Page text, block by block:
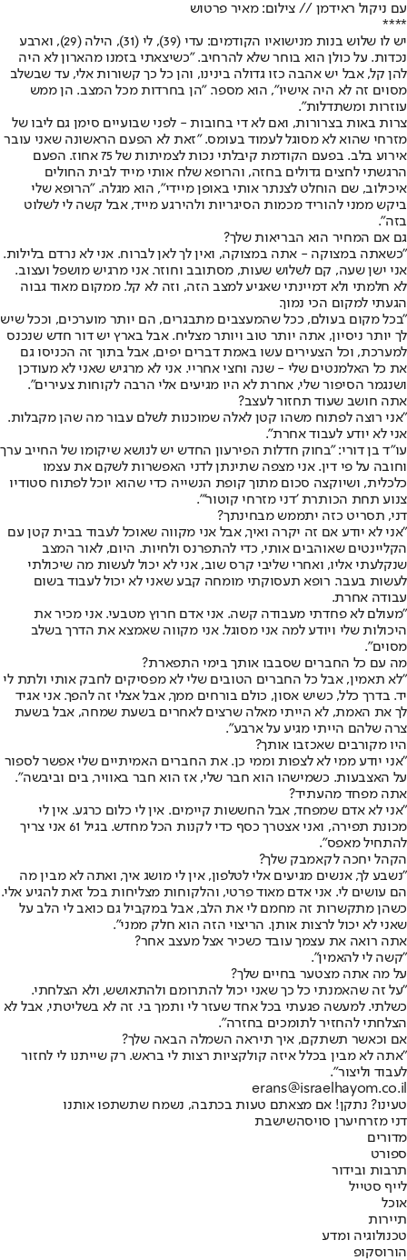
עם ניקול ראידמן // צילום: מאיר פרטוש
****
יש לו שלוש בנות מנישואיו הקודמים: עדי (39), לי (31), הילה (29), וארבע
נכדות. על כולן הוא בוחר שלא להרחיב. "כשיצאתי בזמנו מהארון לא היה
להן קל, אבל יש אהבה כזו גדולה בינינו, והן כל כך קשורות אלי, עד שבשלב
מסוים זה לא היה אישיו", הוא מספר. "הן בחרדות מכל המצב. הן ממש
עוזרות ומשתדלות".
צרות באות בצרורות, ואם לא די בחובות - לפני שבועיים סימן גם ליבו של
מזרחי שהוא לא מסוגל לעמוד בעומס. "זאת לא הפעם הראשונה שאני עובר
אירוע בלב. בפעם הקודמת קיבלתי נכות לצמיתות של 75 אחוז. הפעם
הרגשתי לחצים גדולים בחזה, והרופא שלח אותי מייד לבית החולים
איכילוב, שם הוחלט לצנתר אותי באופן מיידי", הוא מגלה. "הרופא שלי
ביקש ממני להוריד מכמות הסיגריות ולהירגע מייד, אבל קשה לי לשלוט
בזה".
גם אם המחיר הוא הבריאות שלך?
"כשאתה במצוקה - אתה במצוקה, ואין לך לאן לברוח. אני לא נרדם בלילות.
אני ישן שעה, קם לשלוש שעות, מסתובב וחוזר. אני מרגיש מושפל ועצוב.
לא חלמתי ולא דמיינתי שאגיע למצב הזה, וזה לא קל. ממקום מאוד גבוה
הגעתי למקום הכי נמוך.
"בכל מקום בעולם, ככל שהמעצבים מתבגרים, הם יותר מוערכים, וככל שיש
לך יותר ניסיון, אתה יותר טוב ויותר מצליח. אבל בארץ יש דור חדש שנכנס
למערכת, וכל הצעירים עשו באמת דברים יפים, אבל בתוך זה הכניסו גם
את כל האלמנטים שלי - שנה וחצי אחריי. אני לא מרגיש שאני לא מעודכן
ושנגמר הסיפור שלי, אחרת לא היו מגיעים אלי הרבה לקוחות צעירים".
אתה חושב שעוד תחזור לעצב?
"אני רוצה לפתוח משהו קטן לאלה שמוכנות לשלם עבור מה שהן מקבלות.
אני לא יודע לעבוד אחרת".
עו"ד בן דורי: "בחוק חדלות הפירעון החדש יש לנושא שיקומו של החייב ערך
וחובה על פי דין. אני מצפה שתינתן לדני האפשרות לשקם את עצמו
כלכלית, ושיוקצה סכום מתוך קופת הנשייה כדי שהוא יוכל לפתוח סטודיו
צנוע תחת הכותרת 'דני מזרחי קוטור'".
דני, תסריט כזה יתממש מבחינתך?
"אני לא יודע אם זה יקרה ואיך, אבל אני מקווה שאוכל לעבוד בבית קטן עם
הקליינטים שאוהבים אותי, כדי להתפרנס ולחיות. היום, לאור המצב
שנקלעתי אליו, ואחרי שליבי קרס שוב, אני לא יכול לעשות מה שיכולתי
לעשות בעבר. רופא תעסוקתי מומחה קבע שאני לא יכול לעבוד בשום
עבודה אחרת.
"מעולם לא פחדתי מעבודה קשה. אני אדם חרוץ מטבעי. אני מכיר את
היכולות שלי ויודע למה אני מסוגל. אני מקווה שאמצא את הדרך בשלב
מסוים".
מה עם כל החברים שסבבו אותך בימי התפארת?
"לא תאמין, אבל כל החברים הטובים שלי לא מפסיקים לחבק אותי ולתת לי
יד. בדרך כלל, כשיש אסון, כולם בורחים ממך, אבל אצלי זה להפך. אני אגיד
לך את האמת, לא הייתי מאלה שרצים לאחרים בשעת שמחה, אבל בשעת
צרה שלהם הייתי מגיע על ארבע".
היו מקורבים שאכזבו אותך?
"אני יודע ממי לא לצפות וממי כן. את החברים האמיתיים שלי אפשר לספור
על האצבעות. כשמישהו הוא חבר שלי, אז הוא חבר באוויר, בים וביבשה".
אתה מפחד מהעתיד?
"אני לא אדם שמפחד, אבל החששות קיימים. אין לי כלום כרגע. אין לי
מכונת תפירה, ואני אצטרך כסף כדי לקנות הכל מחדש. בגיל 61 אני צריך
להתחיל מאפס".
הקהל יחכה לקאמבק שלך?
"נשבע לך, אנשים מגיעים אלי לטלפון, אין לי מושג איך, ואתה לא מבין מה
הם עושים לי. אני אדם מאוד פרטי, והלקוחות מצליחות בכל זאת להגיע אלי.
כשהן מתקשרות זה מחמם לי את הלב, אבל במקביל גם כואב לי הלב על
שאני לא יכול לרצות אותן. הריצוי הזה הוא חלק ממני".
אתה רואה את עצמך עובד כשכיר אצל מעצב אחר?
"קשה לי להאמין".
על מה אתה מצטער בחיים שלך?
"על זה שהאמנתי כל כך שאני יכול להתרומם ולהתאושש, ולא הצלחתי.
כשלתי. למעשה פגעתי בכל אחד שעזר לי ותמך בי. זה לא בשליטתי, אבל לא
הצלחתי להחזיר לתומכים בחזרה".
אם וכאשר תשתקם, איך תיראה השמלה הבאה שלך?
"אתה לא מבין בכלל איזה קולקציות רצות לי בראש. רק שייתנו לי לחזור
לעבוד וליצור".
erans@israelhayom.co.il
טעינו? נתקן! אם מצאתם טעות בכתבה, נשמח שתשתפו אותנו
דני מזרחיערן סויסהשישבת
מדורים
ספורט
תרבות ובידור
לייף סטייל
אוכל
תיירות
טכנולוגיה ומדע
הורוסקופ